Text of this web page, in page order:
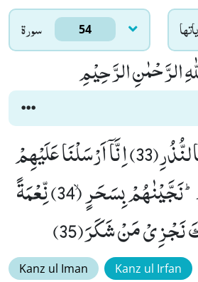
سورۃ 54
الرَّحْمٰنِ الرَّحِیْمِ
كَذَّبَتْ قَوْمُ لُوْطٍۭ بِالنُّذُرِ(33) اِنَّاۤ اَرْسَلْنَا عَلَیْهِمْ
حَاصِبًا اِلَّاۤ اٰلَ لُوْطٍؕ-نَجَّیْنٰهُمْ بِسَحَرٍۙ (34) نِّعْمَةً
مَنْ شَكَرَ(35)
Kanz ul Iman Kanz ul Irfan